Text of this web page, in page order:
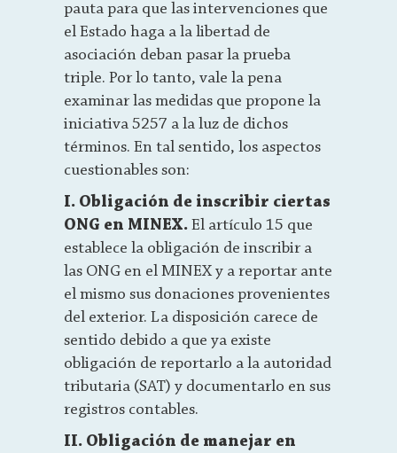
pauta para que las intervenciones que
el Estado haga a la libertad de
asociación deban pasar la prueba
triple. Por lo tanto, vale la pena
examinar las medidas que propone la
iniciativa 5257 a la luz de dichos
términos. En tal sentido, los aspectos
cuestionables son:
I. Obligación de inscribir ciertas
ONG en MINEX. El artículo 15 que
establece la obligación de inscribir a
las ONG en el MINEX y a reportar ante
el mismo sus donaciones provenientes
del exterior. La disposición carece de
sentido debido a que ya existe
obligación de reportarlo a la autoridad
tributaria (SAT) y documentarlo en sus
registros contables.
II. Obligación de manejar en